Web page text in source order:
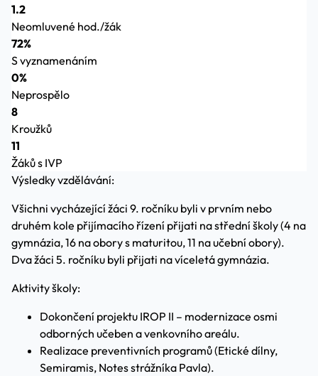
1.2
Neomluvené hod./žák
72%
S vyznamenáním
0%
Neprospělo
8
Kroužků
11
Žáků s IVP
Výsledky vzdělávání:
Všichni vycházející žáci 9. ročníku byli v prvním nebo
druhém kole přijímacího řízení přijati na střední školy (4 na
gymnázia, 16 na obory s maturitou, 11 na učební obory).
Dva žáci 5. ročníku byli přijati na víceletá gymnázia.
Aktivity školy:
Dokončení projektu IROP II – modernizace osmi
odborných učeben a venkovního areálu.
Realizace preventivních programů (Etické dílny,
Semiramis, Notes strážníka Pavla).